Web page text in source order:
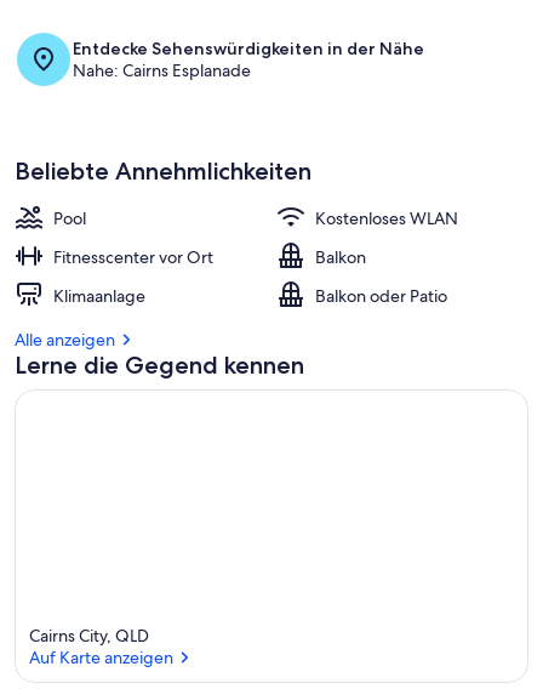
Entdecke Sehenswürdigkeiten in der Nähe
Nahe: Cairns Esplanade
Beliebte Annehmlichkeiten
Pool
Kostenloses WLAN
Fitnesscenter vor Ort
Balkon
Klimaanlage
Balkon oder Patio
Alle anzeigen
Lerne die Gegend kennen
Cairns City, QLD
Auf Karte anzeigen